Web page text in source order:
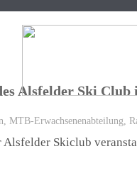
Alsfelder Ski Club
, MTB-Erwachsenenabteilung,
Skiclub